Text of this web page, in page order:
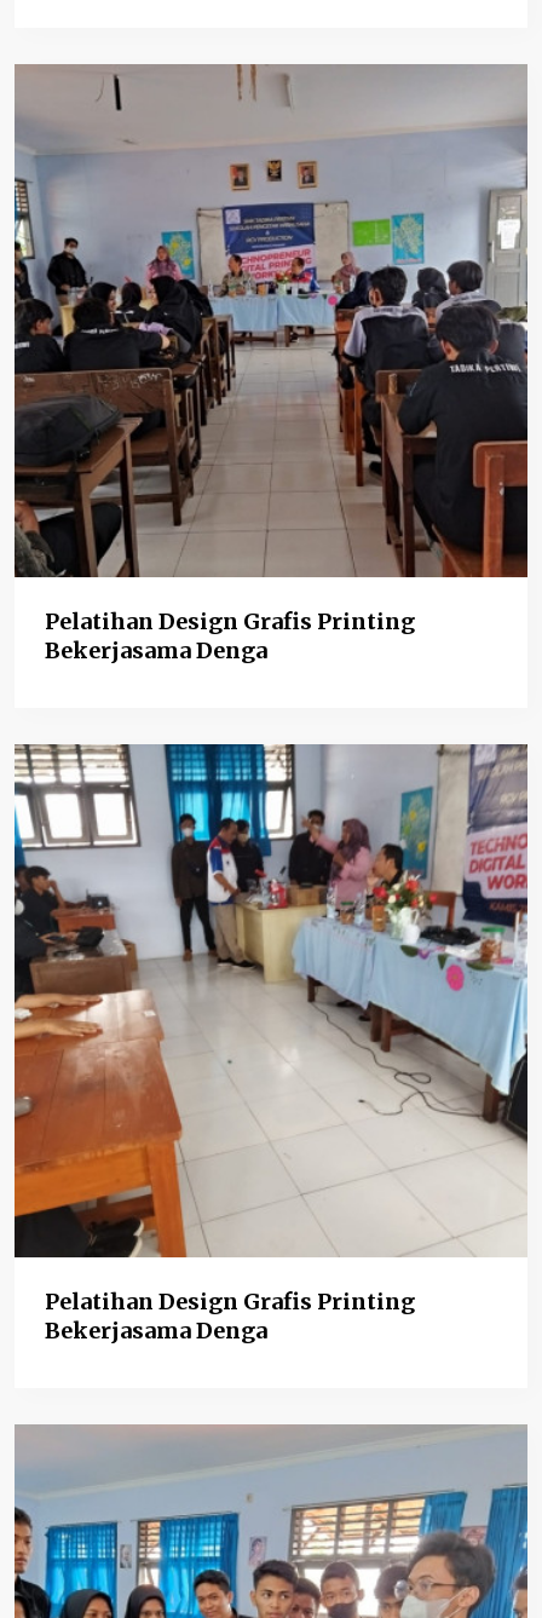
Pelatihan Design Grafis Printing
Bekerjasama Denga
Pelatihan Design Grafis Printing
Bekerjasama Denga